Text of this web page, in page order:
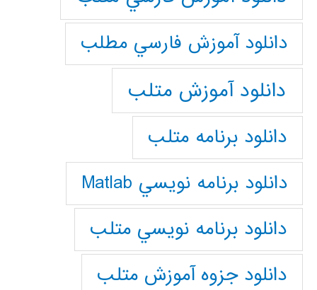
دانلود آموزش فارسي مطلب
دانلود آموزش متلب
دانلود برنامه متلب
دانلود برنامه نويسي Matlab
دانلود برنامه نويسي متلب
دانلود جزوه آموزش متلب